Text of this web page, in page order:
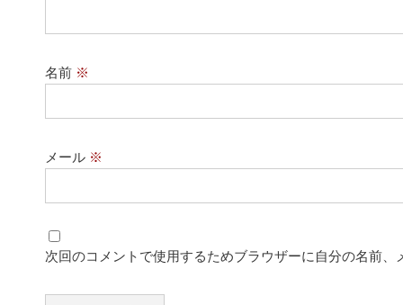
名前 ※
メール ※
次回のコメントで使用するためブラウザーに自分の名前